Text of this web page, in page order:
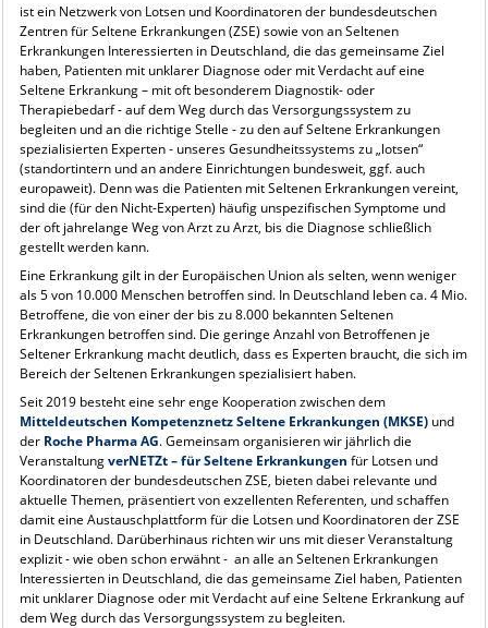
ist ein Netzwerk von Lotsen und Koordinatoren der bundesdeutschen
Zentren für Seltene Erkrankungen (ZSE) sowie von an Seltenen
Erkrankungen Interessierten in Deutschland, die das gemeinsame Ziel
haben, Patienten mit unklarer Diagnose oder mit Verdacht auf eine
Seltene Erkrankung – mit oft besonderem Diagnostik- oder
Therapiebedarf - auf dem Weg durch das Versorgungssystem zu
begleiten und an die richtige Stelle - zu den auf Seltene Erkrankungen
spezialisierten Experten - unseres Gesundheitssystems zu „lotsen“
(standortintern und an andere Einrichtungen bundesweit, ggf. auch
europaweit). Denn was die Patienten mit Seltenen Erkrankungen vereint,
sind die (für den Nicht-Experten) häufig unspezifischen Symptome und
der oft jahrelange Weg von Arzt zu Arzt, bis die Diagnose schließlich
gestellt werden kann.
Eine Erkrankung gilt in der Europäischen Union als selten, wenn weniger
als 5 von 10.000 Menschen betroffen sind. In Deutschland leben ca. 4 Mio.
Betroffene, die von einer der bis zu 8.000 bekannten Seltenen
Erkrankungen betroffen sind. Die geringe Anzahl von Betroffenen je
Seltener Erkrankung macht deutlich, dass es Experten braucht, die sich im
Bereich der Seltenen Erkrankungen spezialisiert haben.
Seit 2019 besteht eine sehr enge Kooperation zwischen dem
Mitteldeutschen Kompetenznetz Seltene Erkrankungen (MKSE)und
der Roche Pharma AG. Gemeinsam organisieren wir jährlich die
VeranstaltungverNETZt – für Seltene Erkrankungen für Lotsen und
Koordinatoren der bundesdeutschen ZSE, bieten dabei relevante und
aktuelle Themen, präsentiert von exzellenten Referenten, und schaffen
damit eine Austauschplattform für die Lotsen und Koordinatoren der ZSE
in Deutschland. Darüberhinaus richten wir uns mit dieser Veranstaltung
explizit - wie oben schon erwähnt - an alle an Seltenen Erkrankungen
Interessierten in Deutschland, die das gemeinsame Ziel haben, Patienten
mit unklarer Diagnose oder mit Verdacht auf eine Seltene Erkrankung auf
dem Weg durch das Versorgungssystem zu begleiten.